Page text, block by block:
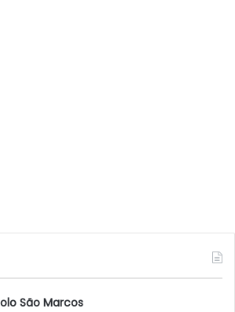
São Marcos